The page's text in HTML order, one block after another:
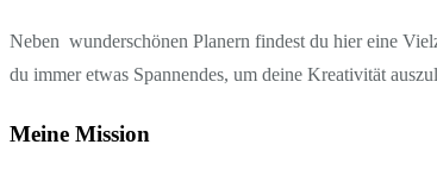
Neben wunderschönen Planern findest du hier eine
du immer etwas Spannendes, um deine Kreativität
Meine Mission